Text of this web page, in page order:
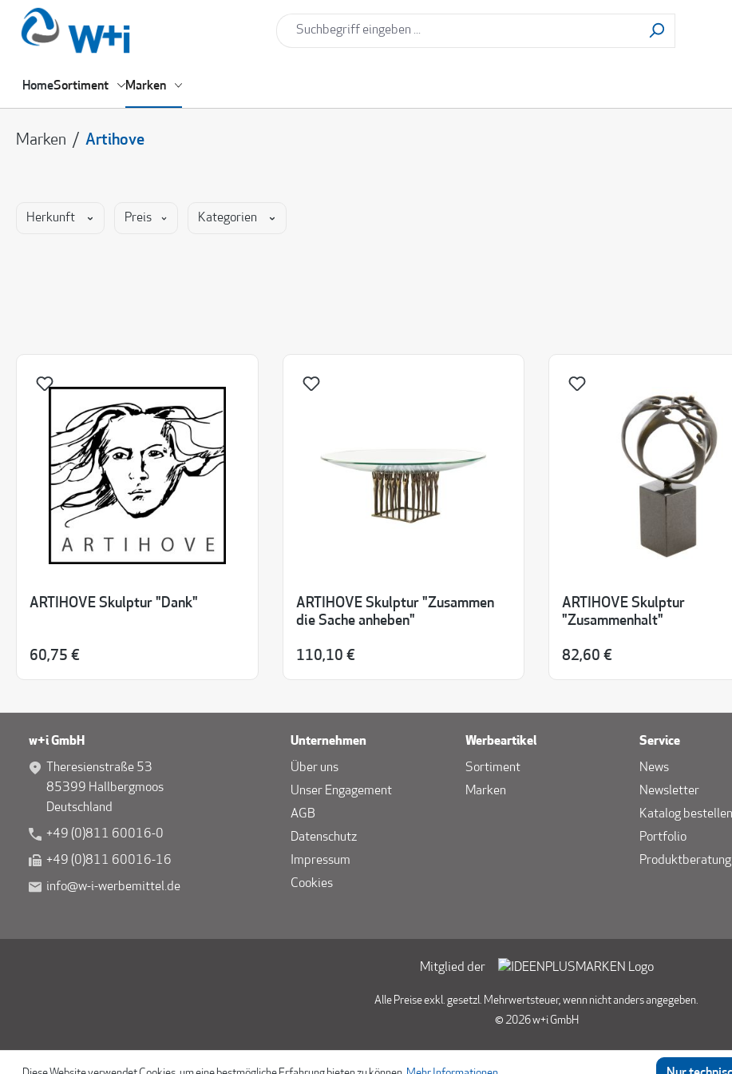
HomeSortiment Marken
Marken / Artihove
Herkunft Preis Kategorien
ARTIHOVE Skulptur "Dank"
60,75 €
ARTIHOVE Skulptur "Zusammen
die Sache anheben"
110,10 €
ARTIHOVE Skulptur
"Zusammenhalt"
82,60 €
w+i GmbH
Theresienstraße 53
85399 Hallbergmoos
Deutschland
+49 (0)811 60016-0
+49 (0)811 60016-16
info@w-i-werbemittel.de
Unternehmen
Über uns
Unser Engagement
AGB
Datenschutz
Impressum
Cookies
Werbeartikel
Sortiment
Marken
Service
News
Newsletter
Katalog bestellen
Portfolio
Produktberatung
Mitglied der
Alle Preise exkl. gesetzl. Mehrwertsteuer, wenn nicht anders angegeben.
© 2026 w+i GmbH